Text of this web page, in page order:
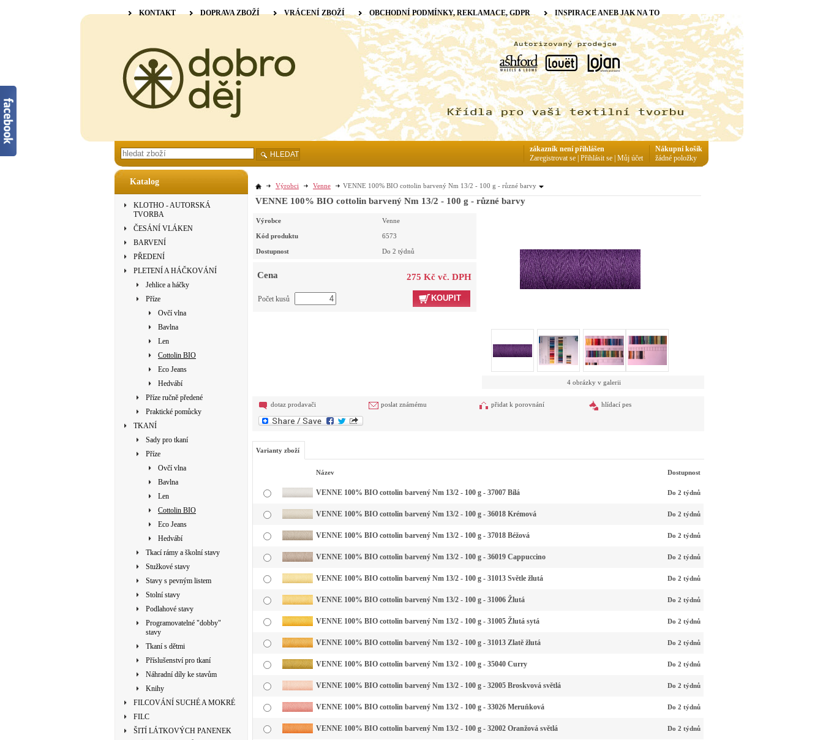
Katalog
KLOTHO - AUTORSKÁ
TVORBA
ČESÁNÍ VLÁKEN
BARVENÍ
PŘEDENÍ
PLETENÍ A HÁČKOVÁNÍ
Jehlice a háčky
Příze
Ovčí vlna
Bavlna
Len
Cottolin BIO
Eco Jeans
Hedvábí
Příze ručně předené
Praktické pomůcky
TKANÍ
Sady pro tkaní
Příze
Ovčí vlna
Bavlna
Len
Cottolin BIO
Eco Jeans
Hedvábí
Tkací rámy a školní stavy
Stužkové stavy
Stavy s pevným listem
Stolní stavy
Podlahové stavy
Programovatelné "dobby"
stavy
Tkaní s dětmi
Příslušenství pro tkaní
Náhradní díly ke stavům
Knihy
FILCOVÁNÍ SUCHÉ A MOKRÉ
FILC
ŠITÍ LÁTKOVÝCH PANENEK
Výrobci Venne VENNE 100% BIO cottolin barvený Nm 13/2 - 100 g - různé barvy
VENNE 100% BIO cottolin barvený Nm 13/2 - 100 g - různé barvy
Výrobce Venne
Kód produktu 6573
Dostupnost Do 2 týdnů
Cena 275 Kč vč. DPH
KOUPIT
Počet kusů
4 obrázky v galerii
dotaz prodavači poslat známému přidat k porovnání hlídací pes
Varianty zboží
Název Dostupnost
VENNE 100% BIO cottolin barvený Nm 13/2 - 100 g - 37007 Bílá Do 2 týdnů
VENNE 100% BIO cottolin barvený Nm 13/2 - 100 g - 36018 Krémová Do 2 týdnů
VENNE 100% BIO cottolin barvený Nm 13/2 - 100 g - 37018 Béžová Do 2 týdnů
VENNE 100% BIO cottolin barvený Nm 13/2 - 100 g - 36019 Cappuccino Do 2 týdnů
VENNE 100% BIO cottolin barvený Nm 13/2 - 100 g - 31013 Světle žlutá Do 2 týdnů
VENNE 100% BIO cottolin barvený Nm 13/2 - 100 g - 31006 Žlutá Do 2 týdnů
VENNE 100% BIO cottolin barvený Nm 13/2 - 100 g - 31005 Žlutá sytá Do 2 týdnů
VENNE 100% BIO cottolin barvený Nm 13/2 - 100 g - 31013 Zlatě žlutá Do 2 týdnů
VENNE 100% BIO cottolin barvený Nm 13/2 - 100 g - 35040 Curry Do 2 týdnů
VENNE 100% BIO cottolin barvený Nm 13/2 - 100 g - 32005 Broskvová světlá Do 2 týdnů
VENNE 100% BIO cottolin barvený Nm 13/2 - 100 g - 33026 Meruňková Do 2 týdnů
VENNE 100% BIO cottolin barvený Nm 13/2 - 100 g - 32002 Oranžová světlá Do 2 týdnů
KONTAKT DOPRAVA ZBOŽÍ VRÁCENÍ ZBOŽÍ OBCHODNÍ PODMÍNKY, REKLAMACE, GDPR INSPIRACE ANEB JAK NA TO
HLEDAT
Nákupní košík
žádné položky
zákazník není přihlášen
Zaregistrovat se Přihlásit se Můj účet